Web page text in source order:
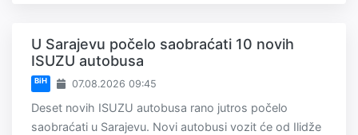
U Sarajevu počelo saobraćati 10 novih
ISUZU autobusa
BiH 07.08.2026 09:45
Deset novih ISUZU autobusa rano jutros počelo
saobraćati u Sarajevu. Novi autobusi vozit će od Ilidže